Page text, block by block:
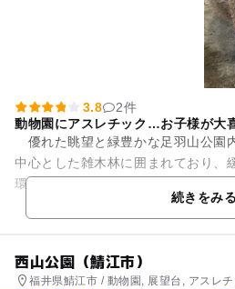
3.8
2件
動物園にアスレチック…お子様が大
優れた眺望と緑豊かな足羽山公園
中心とした雑木林に囲まれており、
環境に恵まれた遊園地です。 現在、哺乳類（ポニー、カピバラ
続きをみる
西山公園（鯖江市）
福井県鯖江市 / 動物園, 展望台, アスレ